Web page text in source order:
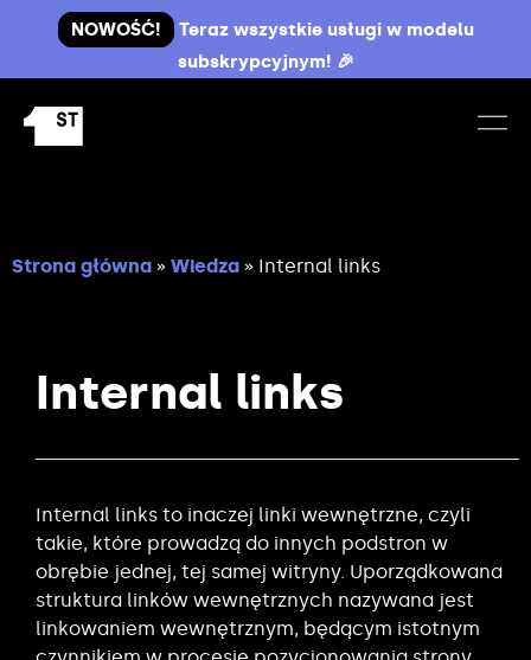
NOWOŚĆ!
Teraz wszystkie usługi w modelu
subskrypcyjnym! 🎉
Strona główna » Wiedza » Internal links
Internal links
Internal links to inaczej linki wewnętrzne, czyli
takie, które prowadzą do innych podstron w
obrębie jednej, tej samej witryny. Uporządkowana
struktura linków wewnętrznych nazywana jest
linkowaniem wewnętrznym, będącym istotnym